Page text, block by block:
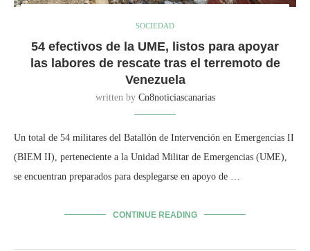
SOCIEDAD
54 efectivos de la UME, listos para apoyar
las labores de rescate tras el terremoto de
Venezuela
written by Cn8noticiascanarias
Un total de 54 militares del Batallón de Intervención en Emergencias II
(BIEM II), perteneciente a la Unidad Militar de Emergencias (UME),
se encuentran preparados para desplegarse en apoyo de …
CONTINUE READING